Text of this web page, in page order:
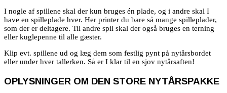
I nogle af spillene skal der kun bruges én plade, og i andre skal I
have en spilleplade hver. Her printer du bare så mange spilleplader,
som der er deltagere. Til andre spil skal der også bruges en terning
eller kuglepenne til alle gæster.
Klip evt. spillene ud og læg dem som festlig pynt på nytårsbordet
eller under hver tallerken. Så er I klar til en sjov nytårsaften!
OPLYSNINGER OM DEN STORE NYTÅRSPAKKE